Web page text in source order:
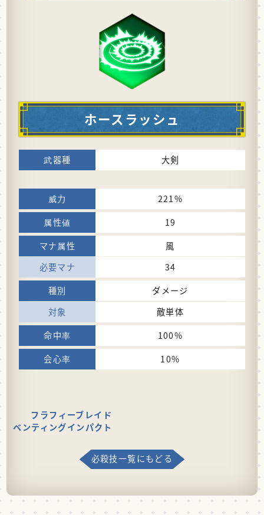
ホースラッシュ
大剣
221%
19
風
34
ダメージ
敵単体
100%
10%
フラフィーブレイド
ベンティングインパクト
必殺技一覧にもどる